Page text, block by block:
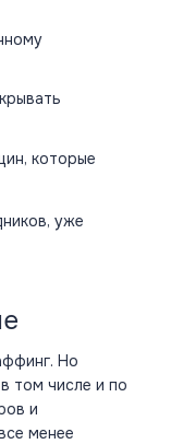
которые
уже
Но
том числе и по
и
менее